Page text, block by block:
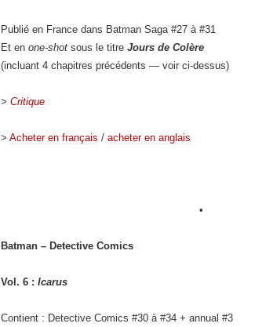
Publié en France dans Batman Saga #27 à #31
Et en one-shot sous le titre Jours de Colère
(incluant 4 chapitres précédents — voir ci-dessus)
> Critique
> Acheter en français / acheter en anglais
•
Batman – Detective Comics
Vol. 6 : Icarus
Contient : Detective Comics #30 à #34 + annual #3